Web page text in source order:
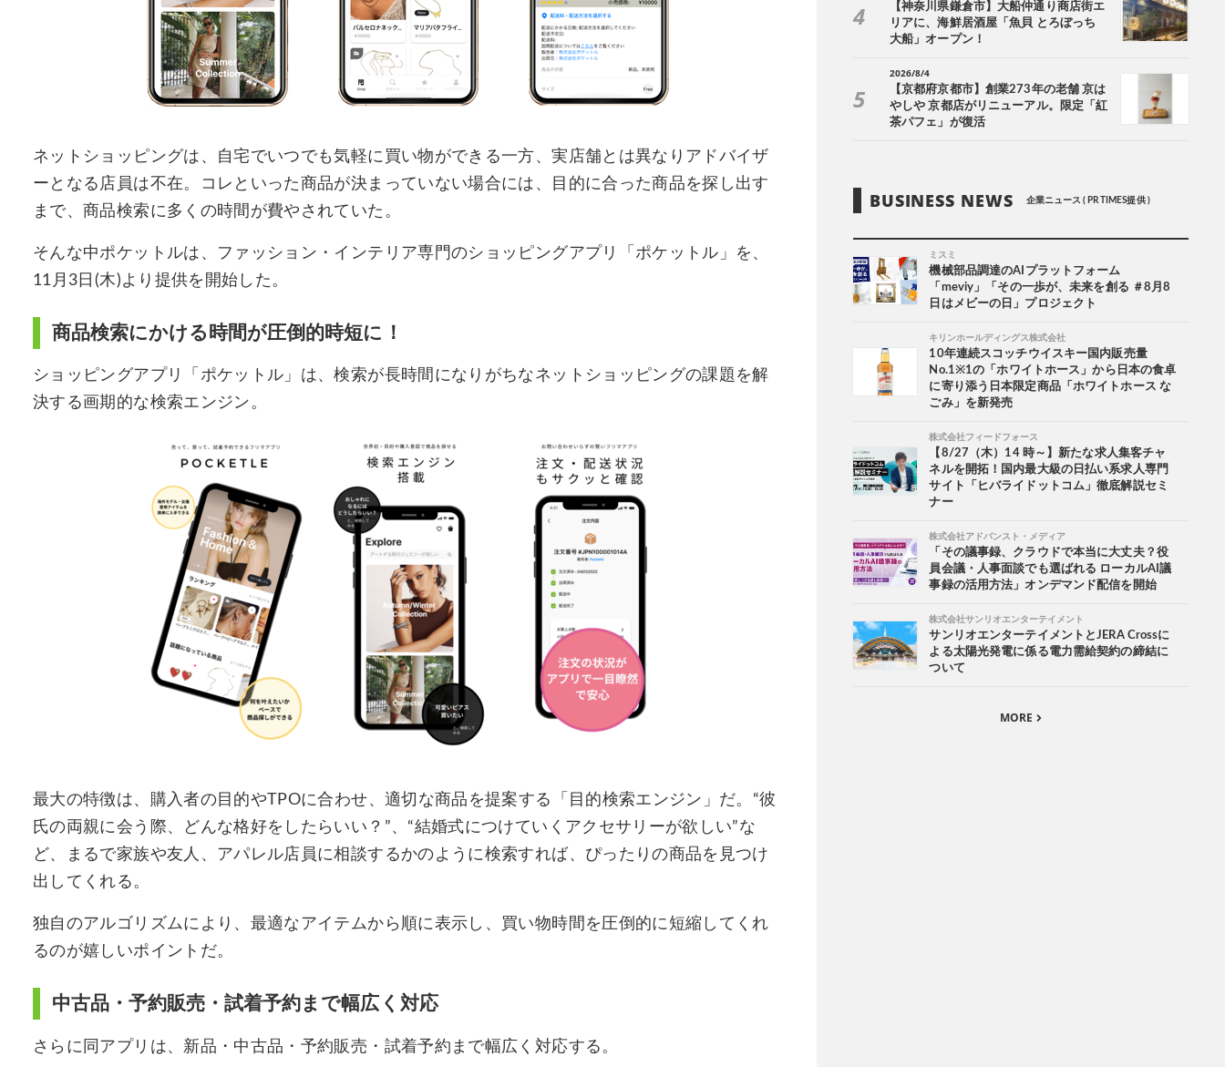
ネットショッピングは、自宅でいつでも気軽に買い物ができる一方、実店舗とは異なりアドバイザ
ーとなる店員は不在。コレといった商品が決まっていない場合には、目的に合った商品を探し出す
まで、商品検索に多くの時間が費やされていた。
そんな中ポケットルは、ファッション・インテリア専門のショッピングアプリ「ポケットル」を、
11月3日(木)より提供を開始した。
商品検索にかける時間が圧倒的時短に！
ショッピングアプリ「ポケットル」は、検索が長時間になりがちなネットショッピングの課題を解
決する画期的な検索エンジン。
最大の特徴は、購入者の目的やTPOに合わせ、適切な商品を提案する「目的検索エンジン」だ。“彼
氏の両親に会う際、どんな格好をしたらいい？”、“結婚式につけていくアクセサリーが欲しい”な
ど、まるで家族や友人、アパレル店員に相談するかのように検索すれば、ぴったりの商品を見つけ
出してくれる。
独自のアルゴリズムにより、最適なアイテムから順に表示し、買い物時間を圧倒的に短縮してくれ
るのが嬉しいポイントだ。
中古品・予約販売・試着予約まで幅広く対応
さらに同アプリは、新品・中古品・予約販売・試着予約まで幅広く対応する。
【神奈川県鎌倉市】大船仲通り商店街エ
リアに、海鮮居酒屋「魚貝 とろぼっち
大船」オープン！
2026/8/4
【京都府京都市】創業273年の老舗 京は
やしや 京都店がリニューアル。限定「紅
茶パフェ」が復活
BUSINESS NEWS 企業ニュース ( PR TIMES提供 )
ミスミ
機械部品調達のAIプラットフォーム
「meviy」「その一歩が、未来を創る ＃8月8
日はメビーの日」プロジェクト
キリンホールディングス株式会社
10年連続スコッチウイスキー国内販売量
No.1※1の「ホワイトホース」から日本の食卓
に寄り添う日本限定商品「ホワイトホース な
ごみ」を新発売
株式会社フィードフォース
【8/27（木）14 時～】新たな求人集客チャ
ネルを開拓！国内最大級の日払い系求人専門
サイト「ヒバライドットコム」徹底解説セミ
ナー
株式会社アドバンスト・メディア
「その議事録、クラウドで本当に大丈夫？役
員会議・人事面談でも選ばれる ローカルAI議
事録の活用方法」オンデマンド配信を開始
株式会社サンリオエンターテイメント
サンリオエンターテイメントとJERA Crossに
よる太陽光発電に係る電力需給契約の締結に
ついて
MORE